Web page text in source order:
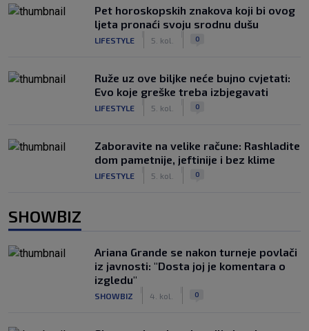
Pet horoskopskih znakova koji bi ovog
ljeta pronaći svoju srodnu dušu
LIFESTYLE 5. kol. 0
Ruže uz ove biljke neće bujno cvjetati:
Evo koje greške treba izbjegavati
LIFESTYLE 5. kol. 0
Zaboravite na velike račune: Rashladite
dom pametnije, jeftinije i bez klime
LIFESTYLE 5. kol. 0
SHOWBIZ
Ariana Grande se nakon turneje povlači
iz javnosti: "Dosta joj je komentara o
izgledu"
SHOWBIZ 4. kol. 0